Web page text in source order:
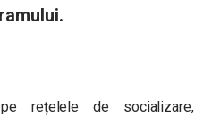
rețelele de socializare,